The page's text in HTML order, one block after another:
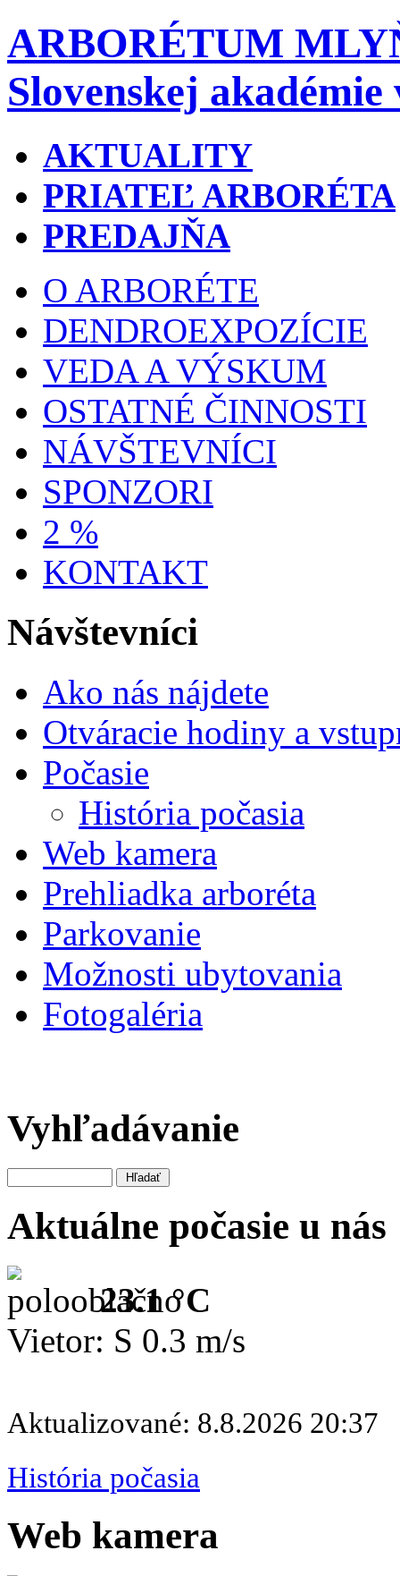
ARBORÉTUM
Slovenskej akadémie
AKTUALITY
PRIATEĽ ARBORÉTA
PREDAJŇA
O ARBORÉTE
DENDROEXPOZÍCIE
VEDA A VÝSKUM
OSTATNÉ ČINNOSTI
NÁVŠTEVNÍCI
SPONZORI
2 %
KONTAKT
Návštevníci
Ako nás nájdete
Otváracie hodiny a
Počasie
História počasia
Web kamera
Prehliadka arboréta
Parkovanie
Možnosti ubytovania
Fotogaléria
Vyhľadávanie
Aktuálne počasie u nás
23.1 °C
Vietor: S 0.3 m/s
Aktualizované: 8.8.2026 20:37
História počasia
Web kamera